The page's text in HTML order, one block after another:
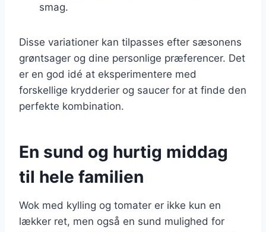
smag.
Disse variationer kan tilpasses efter sæsonens
grøntsager og dine personlige præferencer. Det
er en god idé at eksperimentere med
forskellige krydderier og saucer for at finde den
perfekte kombination.
En sund og hurtig middag
til hele familien
Wok med kylling og tomater er ikke kun en
lækker ret, men også en sund mulighed for